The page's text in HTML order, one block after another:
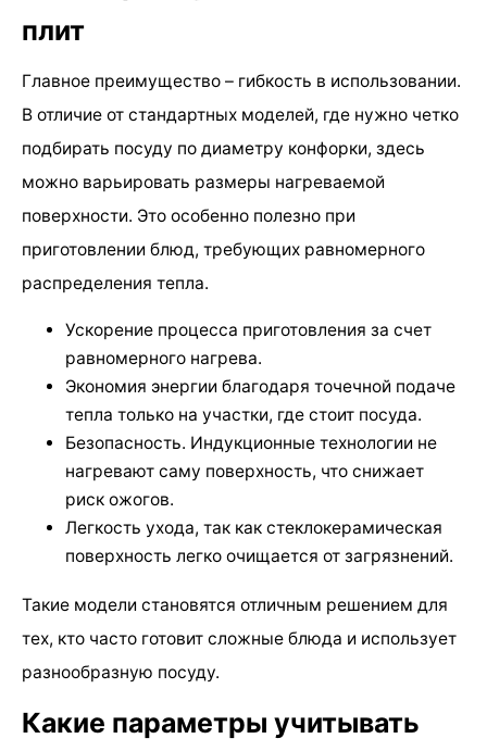
плит
Главное преимущество – гибкость в использовании.
В отличие от стандартных моделей, где нужно четко
подбирать посуду по диаметру конфорки, здесь
можно варьировать размеры нагреваемой
поверхности. Это особенно полезно при
приготовлении блюд, требующих равномерного
распределения тепла.
Ускорение процесса приготовления за счет
равномерного нагрева.
Экономия энергии благодаря точечной подаче
тепла только на участки, где стоит посуда.
Безопасность. Индукционные технологии не
нагревают саму поверхность, что снижает
риск ожогов.
Легкость ухода, так как стеклокерамическая
поверхность легко очищается от загрязнений.
Такие модели становятся отличным решением для
тех, кто часто готовит сложные блюда и использует
разнообразную посуду.
Какие параметры учитывать